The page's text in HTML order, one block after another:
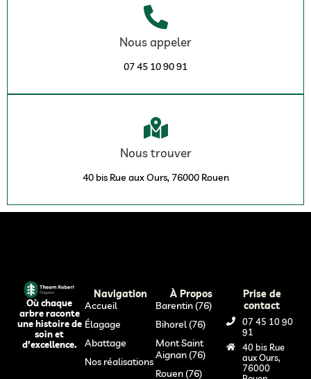
Nous appeler
07 45 10 90 91
Nous trouver
40 bis Rue aux Ours, 76000 Rouen
Où chaque
arbre raconte
une histoire de
soin et
d’excellence.
Navigation
Accueil
Élagage
Abattage
Nos réalisations
À Propos
Barentin (76)
Bihorel (76)
Mont Saint
Aignan (76)
Rouen (76)
Prise de
contact
07 45 10 90
91
40 bis Rue
aux Ours,
76000